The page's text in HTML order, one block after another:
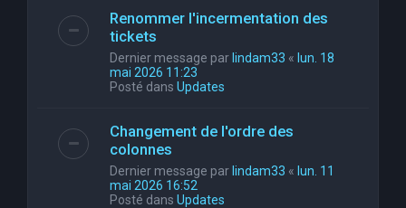
Renommer l'incermentation des
tickets
Dernier message par lindam33 « lun. 18
mai 2026 11:23
Posté dans Updates
Changement de l'ordre des
colonnes
Dernier message par lindam33 « lun. 11
mai 2026 16:52
Posté dans Updates